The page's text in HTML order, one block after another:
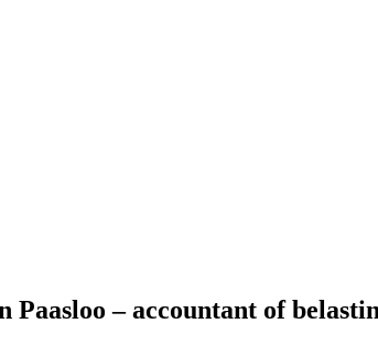
– accountant of